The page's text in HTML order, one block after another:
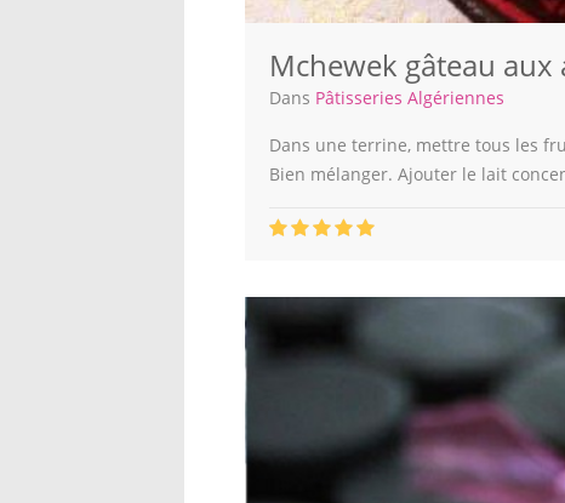
Mchewek gâteau
Dans Pâtisseries Algériennes
Dans une terrine, mettre tous les
Bien mélanger. Ajouter le lait